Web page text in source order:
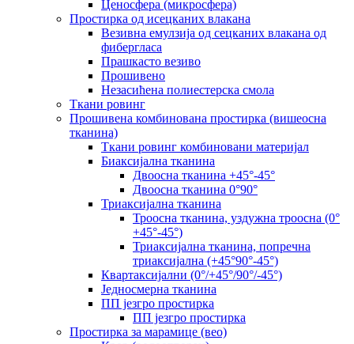
Ценосфера (микросфера)
Простирка од исецканих влакана
Везивна емулзија од сецканих влакана од
фибергласа
Прашкасто везиво
Прошивено
Незасићена полиестерска смола
Ткани ровинг
Прошивена комбинована простирка (вишеосна
тканина)
Ткани ровинг комбиновани материјал
Биаксијална тканина
Двоосна тканина +45°-45°
Двоосна тканина 0°90°
Триаксијална тканина
Троосна тканина, уздужна троосна (0°
+45°-45°)
Триаксијална тканина, попречна
триаксијална (+45°90°-45°)
Квартаксијални (0°/+45°/90°/-45°)
Једносмерна тканина
ПП језгро простирка
ПП језгро простирка
Простирка за марамице (вео)